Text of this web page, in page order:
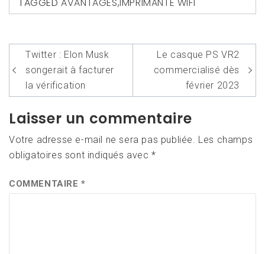
TAGGEDAVANTAGES,IMPRIMANTE WIFI
Navigation
de
l’article
Twitter : Elon Musk
songerait à facturer
la vérification
Le casque PS VR2
commercialisé dès
février 2023
Laisser un commentaire
Votre adresse e-mail ne sera pas publiée. Les champs
obligatoires sont indiqués avec*
COMMENTAIRE*